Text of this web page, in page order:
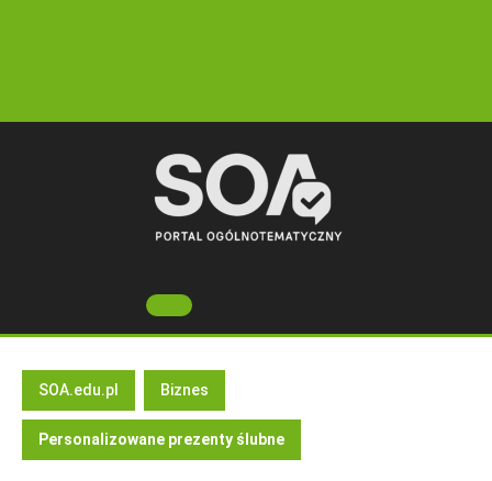
Open
Button
SOA.edu.pl Biznes
Personalizowane prezenty ślubne